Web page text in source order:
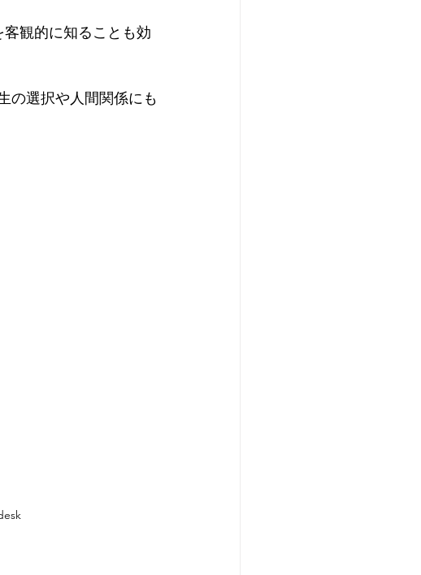
の選択や人間関係にも